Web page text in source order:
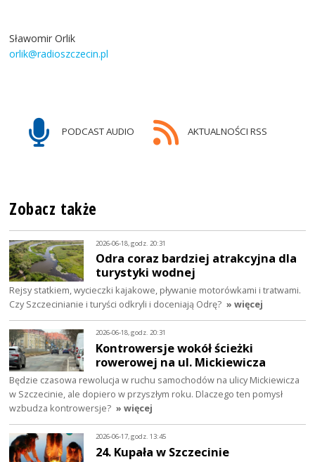
Sławomir Orlik
orlik@radioszczecin.pl
PODCAST AUDIO AKTUALNOŚCI RSS
Zobacz także
2026-06-18, godz. 20:31
Odra coraz bardziej atrakcyjna dla
turystyki wodnej
Rejsy statkiem, wycieczki kajakowe, pływanie motorówkami i tratwami.
Czy Szczecinianie i turyści odkryli i doceniają Odrę? » więcej
2026-06-18, godz. 20:31
Kontrowersje wokół ścieżki
rowerowej na ul. Mickiewicza
Będzie czasowa rewolucja w ruchu samochodów na ulicy Mickiewicza
w Szczecinie, ale dopiero w przyszłym roku. Dlaczego ten pomysł
wzbudza kontrowersje? » więcej
2026-06-17, godz. 13:45
24. Kupała w Szczecinie